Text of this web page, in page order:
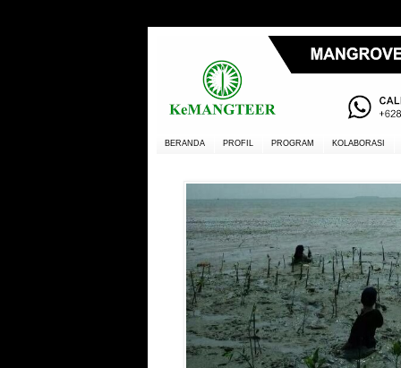
BERANDA PROFIL PROGRAM KOLABORASI